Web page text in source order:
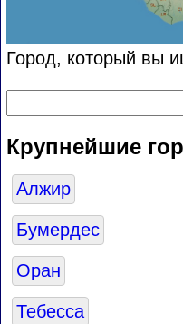
Город, который вы
Крупнейшие
Алжир
Бумердес
Оран
Тебесса